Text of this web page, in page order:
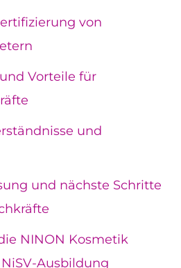
von
Vorteile für
und
und nächste Schritte
NINON Kosmetik
Ausbildung